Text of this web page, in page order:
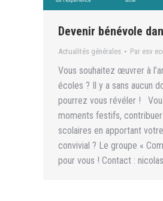
Devenir bénévole
Actualités générales Par esv
Vous souhaitez œuvrer à
écoles ? Il y a sans aucun
pourrez vous révéler !
moments festifs,
scolaires en apportant
convivial ? Le groupe «
pour vous ! Contact :